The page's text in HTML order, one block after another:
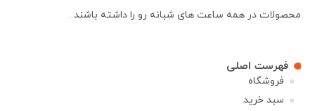
محصولات در همه ساعت های شبانه رو را داشته باشند .
فهرست اصلی
فروشگاه
سبد خرید